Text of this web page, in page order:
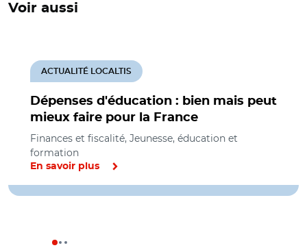
Voir aussi
Dépenses d'éducation : bien mais peut
mieux faire pour la France
ACTUALITÉ LOCALTIS
Finances et fiscalité, Jeunesse, éducation et
formation
En savoir plus